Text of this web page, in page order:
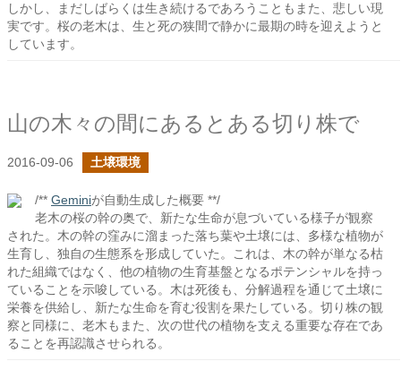
しかし、まだしばらくは生き続けるであろうこともまた、悲しい現
実です。桜の老木は、生と死の狭間で静かに最期の時を迎えようと
しています。
山の木々の間にあるとある切り株で
2016-09-06 土壌環境
/** Geminiが自動生成した概要 **/
老木の桜の幹の奥で、新たな生命が息づいている様子が観察
された。木の幹の窪みに溜まった落ち葉や土壌には、多様な植物が
生育し、独自の生態系を形成していた。これは、木の幹が単なる枯
れた組織ではなく、他の植物の生育基盤となるポテンシャルを持っ
ていることを示唆している。木は死後も、分解過程を通じて土壌に
栄養を供給し、新たな生命を育む役割を果たしている。切り株の観
察と同様に、老木もまた、次の世代の植物を支える重要な存在であ
ることを再認識させられる。